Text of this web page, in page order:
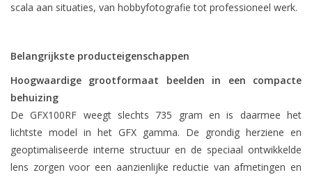
scala aan situaties, van hobbyfotografie tot professioneel werk.
Belangrijkste producteigenschappen
Hoogwaardige grootformaat beelden in een compacte
behuizing
De GFX100RF weegt slechts 735 gram en is daarmee het
lichtste model in het GFX gamma. De grondig herziene en
geoptimaliseerde interne structuur en de speciaal ontwikkelde
lens zorgen voor een aanzienlijke reductie van afmetingen en